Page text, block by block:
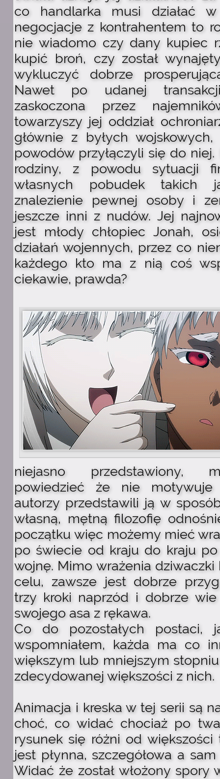
co handlarka musi działać w
negocjacje z kontrahentem to
nie wiadomo czy dany kupiec
kupić broń, czy został
wykluczyć dobrze
Nawet po udanej
zaskoczona przez
towarzyszy jej oddział
głównie z byłych
powodów przyłączyli się do
rodziny, z powodu sytuacji
własnych pobudek takich
znalezienie pewnej osoby i
jeszcze inni z nudów. Jej
jest młody chłopiec Jonah,
działań wojennych, przez co
każdego kto ma z nią coś
ciekawie, prawda?
niejasno przedstawiony,
powiedzieć że nie
autorzy przedstawili ją w
własną, mętną filozofię
początku więc możemy mieć
po świecie od kraju do kraju
wojnę. Mimo wrażenia dziwaczki
celu, zawsze jest dobrze
trzy kroki naprzód i dobrze
swojego asa z rękawa.
Co do pozostałych postaci,
wspomniałem, każda ma co
większym lub mniejszym
zdecydowanej większości z nich.
Animacja i kreska w tej serii są
choć, co widać chociaż po
rysunek się różni od większości
jest płynna, szczegółowa a
Widać że został włożony spory